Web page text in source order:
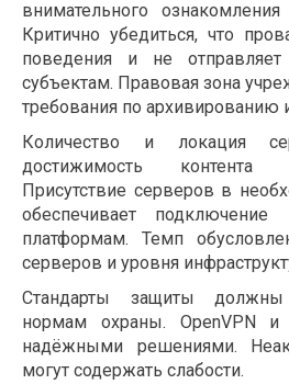
внимательного
Критично убедиться, что
поведения и не
субъектам. Правовая зона
требования по архивированию
Количество и локация
достижимость контента
Присутствие серверов в
обеспечивает
платформам. Темп
серверов и уровня
Стандарты защиты
нормам охраны. OpenVPN и
надёжными решениями.
могут содержать слабости.